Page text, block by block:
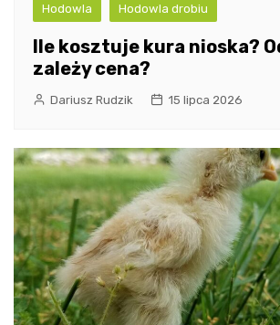
Hodowla Hodowla drobiu
Ile kosztuje kura nioska?
zależy cena?
Dariusz Rudzik 15 lipca 2026